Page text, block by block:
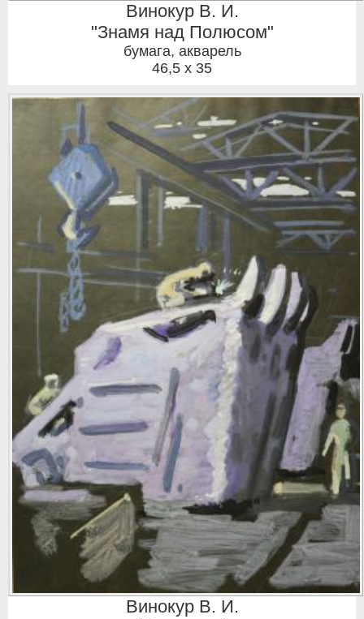
Винокур В. И.
"Знамя над Полюсом"
бумага, акварель
46,5 x 35
Винокур В. И.